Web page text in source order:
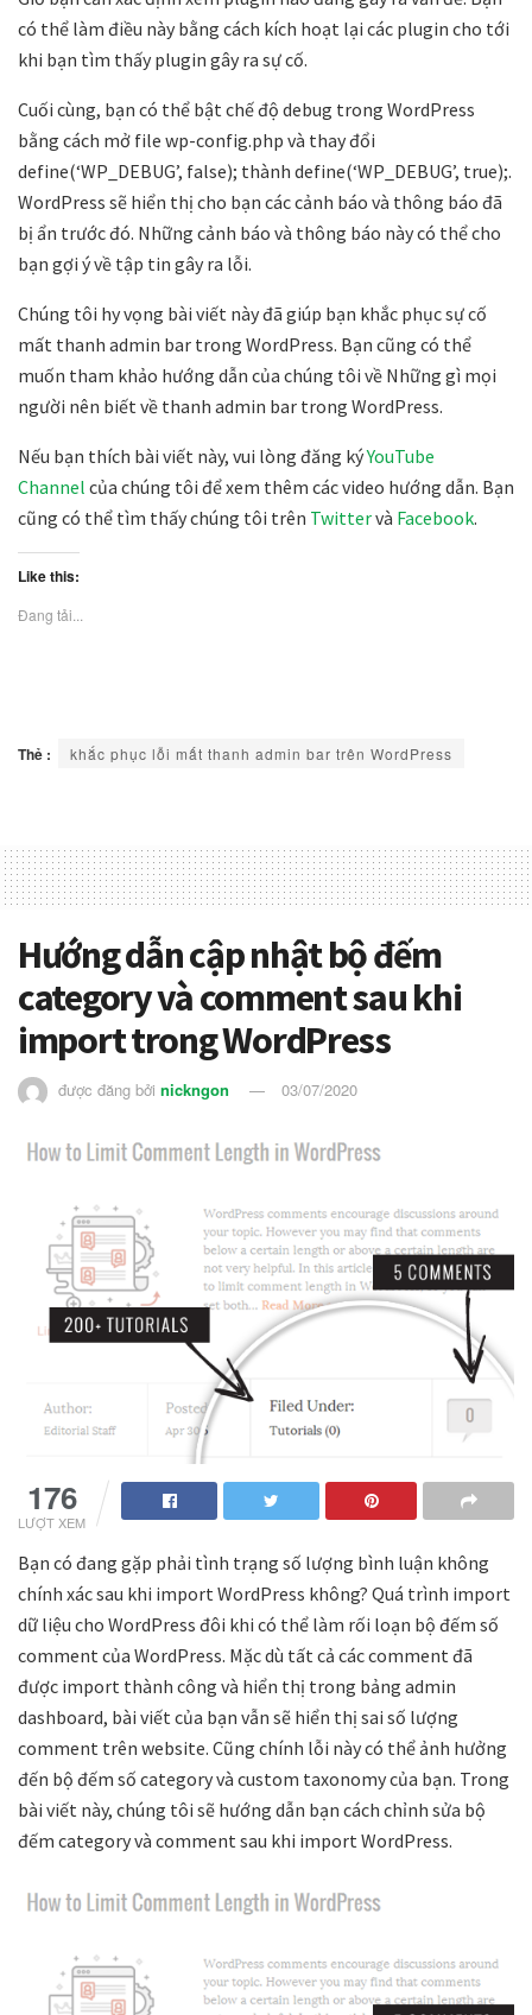
có thể làm điều này bằng cách kích hoạt lại các plugin cho tới
khi bạn tìm thấy plugin gây ra sự cố.
Cuối cùng, bạn có thể bật chế độ debug trong WordPress
bằng cách mở file wp-config.php và thay đổi
define(‘WP_DEBUG’, false); thành define(‘WP_DEBUG’, true);.
WordPress sẽ hiển thị cho bạn các cảnh báo và thông báo đã
bị ẩn trước đó. Những cảnh báo và thông báo này có thể cho
bạn gợi ý về tập tin gây ra lỗi.
Chúng tôi hy vọng bài viết này đã giúp bạn khắc phục sự cố
mất thanh admin bar trong WordPress. Bạn cũng có thể
muốn tham khảo hướng dẫn của chúng tôi về Những gì mọi
người nên biết về thanh admin bar trong WordPress.
Nếu bạn thích bài viết này, vui lòng đăng kýYouTube
Channel của chúng tôi để xem thêm các video hướng dẫn. Bạn
cũng có thể tìm thấy chúng tôi trên Twittervà Facebook.
Like this:
Đang tải...
Thẻ : khắc phục lỗi mất thanh admin bar trên WordPress
Hướng dẫn cập nhật bộ đếm
category và comment sau khi
import trong WordPress
được đăng bởi nickngon 03/07/2020
176
LƯỢT XEM
Bạn có đang gặp phải tình trạng số lượng bình luận không
chính xác sau khi import WordPress không? Quá trình import
dữ liệu cho WordPress đôi khi có thể làm rối loạn bộ đếm số
comment của WordPress. Mặc dù tất cả các comment đã
được import thành công và hiển thị trong bảng admin
dashboard, bài viết của bạn vẫn sẽ hiển thị sai số lượng
comment trên website. Cũng chính lỗi này có thể ảnh hưởng
đến bộ đếm số category và custom taxonomy của bạn. Trong
bài viết này, chúng tôi sẽ hướng dẫn bạn cách chỉnh sửa bộ
đếm category và comment sau khi import WordPress.